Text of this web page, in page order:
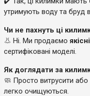
утримують воду та бруд
Чи не пахнуть ці
👃 Ні. Ми продаємо
сертифіковані моделі.
Як доглядати за
🧼 Просто витрусити
легко очищуються.